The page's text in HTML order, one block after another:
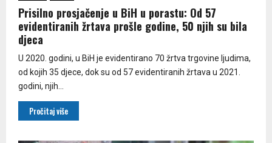
Prisilno prosjačenje u BiH u porastu: Od 57
evidentiranih žrtava prošle godine, 50 njih su bila
djeca
U 2020. godini, u BiH je evidentirano 70 žrtva trgovine ljudima,
od kojih 35 djece, dok su od 57 evidentiranih žrtava u 2021.
godini, njih...
Pročitaj više